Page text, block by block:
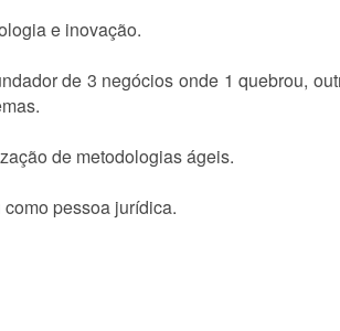
e inovação.
de 3 negócios onde 1 quebrou,
de metodologias ágeis.
pessoa jurídica.